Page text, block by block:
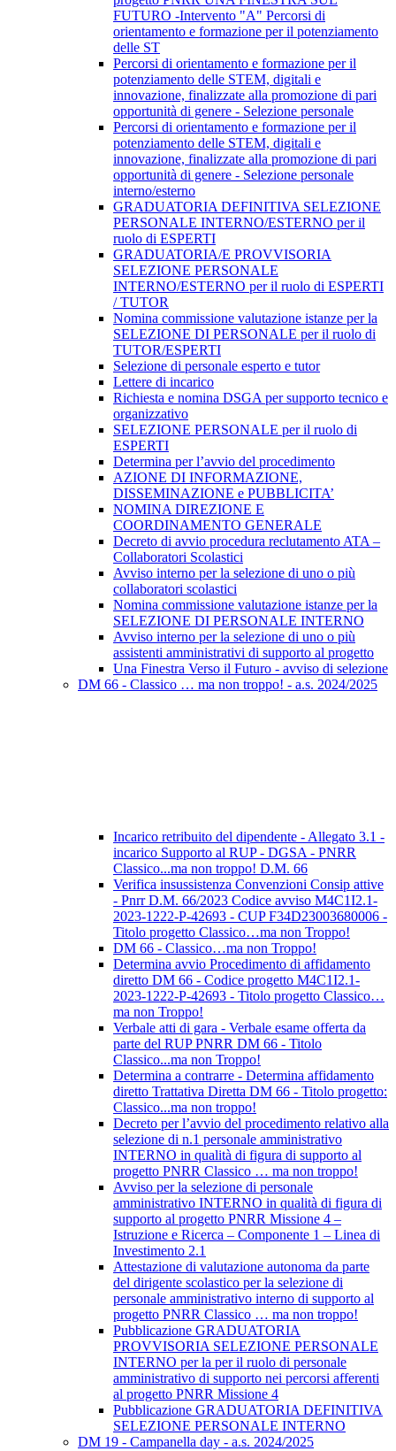
FUTURO -Intervento "A" Percorsi di
orientamento e formazione per il potenziamento
delle ST
Percorsi di orientamento e formazione per il
potenziamento delle STEM, digitali e
innovazione, finalizzate alla promozione di pari
opportunità di genere - Selezione personale
Percorsi di orientamento e formazione per il
potenziamento delle STEM, digitali e
innovazione, finalizzate alla promozione di pari
opportunità di genere - Selezione personale
interno/esterno
GRADUATORIA DEFINITIVA SELEZIONE
PERSONALE INTERNO/ESTERNO per il
ruolo di ESPERTI
GRADUATORIA/E PROVVISORIA
SELEZIONE PERSONALE
INTERNO/ESTERNO per il ruolo di ESPERTI
/ TUTOR
Nomina commissione valutazione istanze per la
SELEZIONE DI PERSONALE per il ruolo di
TUTOR/ESPERTI
Selezione di personale esperto e tutor
Lettere di incarico
Richiesta e nomina DSGA per supporto tecnico e
organizzativo
SELEZIONE PERSONALE per il ruolo di
ESPERTI
Determina per l’avvio del procedimento
AZIONE DI INFORMAZIONE,
DISSEMINAZIONE e PUBBLICITA’
NOMINA DIREZIONE E
COORDINAMENTO GENERALE
Decreto di avvio procedura reclutamento ATA –
Collaboratori Scolastici
Avviso interno per la selezione di uno o più
collaboratori scolastici
Nomina commissione valutazione istanze per la
SELEZIONE DI PERSONALE INTERNO
Avviso interno per la selezione di uno o più
assistenti amministrativi di supporto al progetto
Una Finestra Verso il Futuro - avviso di selezione
DM 66 - Classico … ma non troppo! - a.s. 2024/2025
Incarico retribuito del dipendente - Allegato 3.1 -
incarico Supporto al RUP - DGSA - PNRR
Classico...ma non troppo! D.M. 66
Verifica insussistenza Convenzioni Consip attive
- Pnrr D.M. 66/2023 Codice avviso M4C1I2.1-
2023-1222-P-42693 - CUP F34D23003680006 -
Titolo progetto Classico…ma non Troppo!
DM 66 - Classico…ma non Troppo!
Determina avvio Procedimento di affidamento
diretto DM 66 - Codice progetto M4C1I2.1-
2023-1222-P-42693 - Titolo progetto Classico…
ma non Troppo!
Verbale atti di gara - Verbale esame offerta da
parte del RUP PNRR DM 66 - Titolo
Classico...ma non Troppo!
Determina a contrarre - Determina affidamento
diretto Trattativa Diretta DM 66 - Titolo progetto:
Classico...ma non troppo!
Decreto per l’avvio del procedimento relativo alla
selezione di n.1 personale amministrativo
INTERNO in qualità di figura di supporto al
progetto PNRR Classico … ma non troppo!
Avviso per la selezione di personale
amministrativo INTERNO in qualità di figura di
supporto al progetto PNRR Missione 4 –
Istruzione e Ricerca – Componente 1 – Linea di
Investimento 2.1
Attestazione di valutazione autonoma da parte
del dirigente scolastico per la selezione di
personale amministrativo interno di supporto al
progetto PNRR Classico … ma non troppo!
Pubblicazione GRADUATORIA
PROVVISORIA SELEZIONE PERSONALE
INTERNO per la per il ruolo di personale
amministrativo di supporto nei percorsi afferenti
al progetto PNRR Missione 4
Pubblicazione GRADUATORIA DEFINITIVA
SELEZIONE PERSONALE INTERNO
DM 19 - Campanella day - a.s. 2024/2025